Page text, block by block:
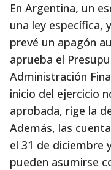
En Argentina, un
una ley específica,
prevé un apagón
aprueba el
Administración
inicio del ejercicio
aprobada, rige la
Además, las
el 31 de diciembre
pueden asumirse